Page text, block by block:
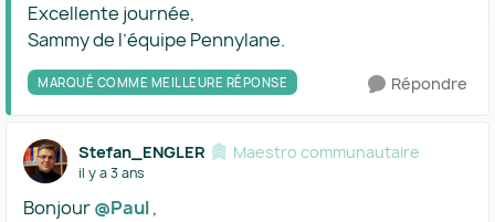
Excellente journée,
Sammy de l’équipe Pennylane.
MARQUÉ COMME MEILLEURE RÉPONSE Répondre
Stefan_ENGLER Maestro communautaire
il y a 3 ans
Bonjour@Paul,